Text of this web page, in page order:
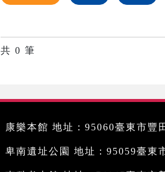
共 0 筆
康樂本館 地址：95060臺東市豐
卑南遺址公園 地址：95059臺東